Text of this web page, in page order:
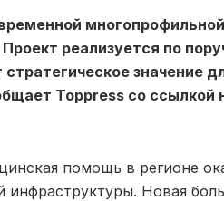
реализуется по
значение
Toppress со ссылкой
помощь в регионе
Новая